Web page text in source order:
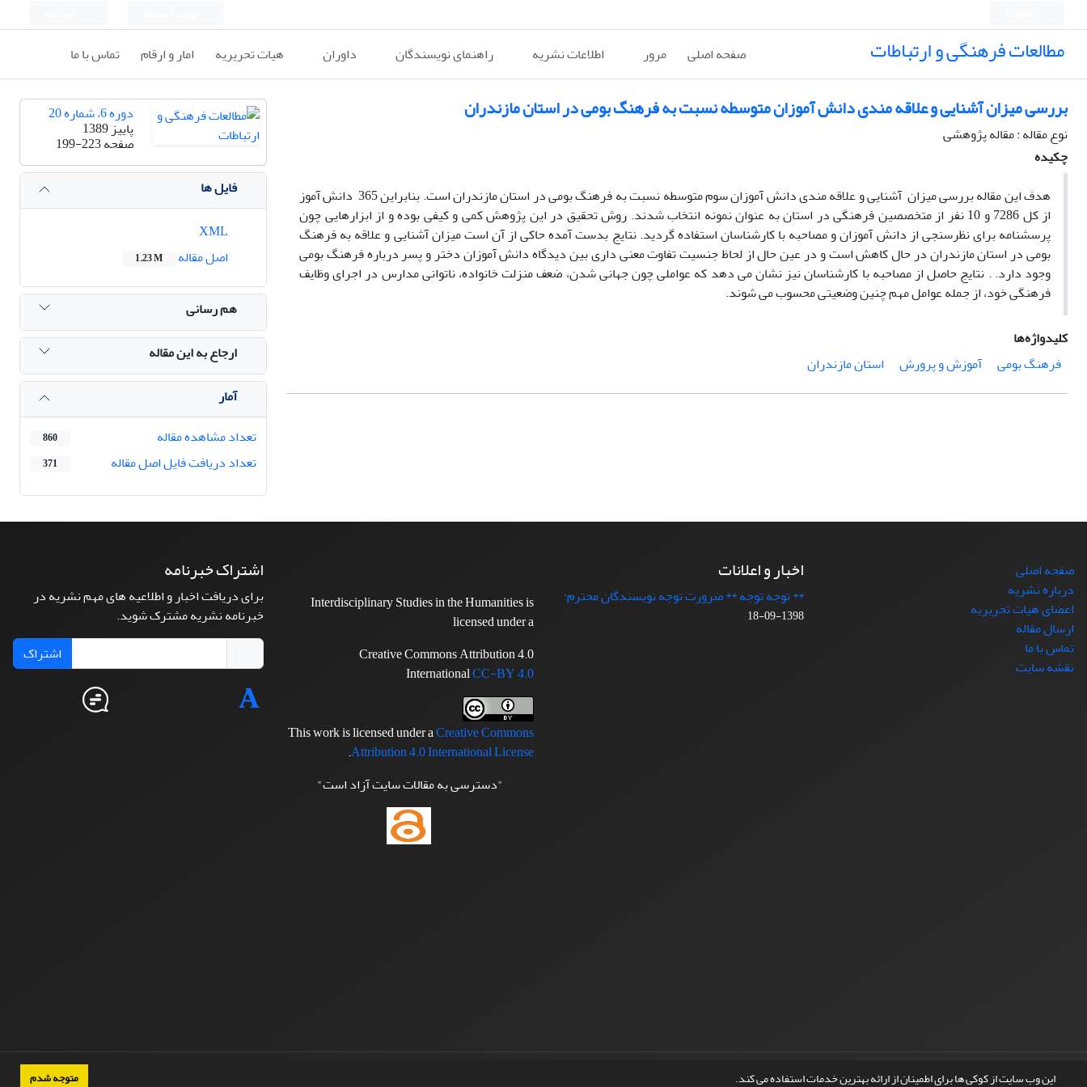
این وب سایت از کوکی ها برای اطمینان از ارائه بهترین خدمات استفاده می کند. متوجه شدم
مطالعات فرهنگی و ارتباطات صفحه اصلی مرور اطلاعات نشریه راهنمای نویسندگان داوران هیات تحریریه امار و ارقام تماس با ما
بررسی میزان آشنایی و علاقه مندی دانش آموزان متوسطه نسبت به فرهنگ بومی در استان مازندران
نوع مقاله : مقاله پژوهشی
چکیده
هدف این مقاله بررسی میزان آشنایی و علاقه مندی دانش آموزان سوم متوسطه نسبت به فرهنگ بومی در استان مازندران است. بنابراین 365 دانش آموز
از کل 7286 و 10 نفر از متخصصین فرهنگی در استان به عنوان نمونه انتخاب شدند. روش تحقیق در این پژوهش کمی و کیفی بوده و از ابزارهایی چون
پرسشنامه برای نظرسنجی از دانش آموزان و مصاحبه با کارشناسان استفاده گردید. نتایج بدست آمده حاکی از آن است میزان آشنایی و علاقه به فرهنگ
بومی در استان مازندران در حال کاهش است و در عین حال از لحاظ جنسیت تفاوت معنی داری بین دیدگاه دانش آموزان دختر و پسر درباره فرهنگ بومی
وجود دارد. . نتایج حاصل از مصاحبه با کارشناسان نیز نشان می دهد که عواملی چون جهانی شدن، ضعف منزلت خانواده، ناتوانی مدارس در اجرای وظایف
فرهنگی خود، از جمله عوامل مهم چنین وضعیتی محسوب می شوند.
کلیدواژه‌ها
فرهنگ بومی
آموزش و پرورش استان مازندران
دوره 6، شماره 20
پاییز 1389
صفحه199-223
فایل ها
اصل مقاله
1.23 M
هم رسانی
ارجاع به این مقاله
آمار
تعداد مشاهده مقاله
860
تعداد دریافت فایل اصل مقاله 371
صفحه اصلی
درباره نشریه
اعضای هیات تحریریه
ارسال مقاله
تماس با ما
نقشه سایت
اخبار و اعلانات
** توجه توجه ** ضرورت توجه نویسندگان محترم:
1398-09-18
Interdisciplinary Studies in the Humanities is
licensed under a
Creative Commons Attribution 4.0
InternationalCC-BY 4.0
This work is licensed under aCreative Commons
Attribution 4.0 International License
.
"دسترسی به مقالات سایت آزاد است"
اشتراک خبرنامه
برای دریافت اخبار و اطلاعیه های مهم نشریه در
خبرنامه نشریه مشترک شوید.
اشتراک
© سامانه مدیریت نشریات علمی.طراحی و پیاده سازی ازسیناوب